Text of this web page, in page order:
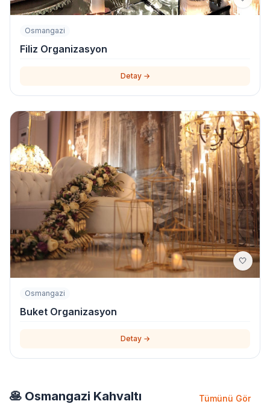
Osmangazi
Filiz Organizasyon
Detay →
🤍
Osmangazi
Buket Organizasyon
Detay →
🥞 Osmangazi Kahvaltı
Tümünü Gör